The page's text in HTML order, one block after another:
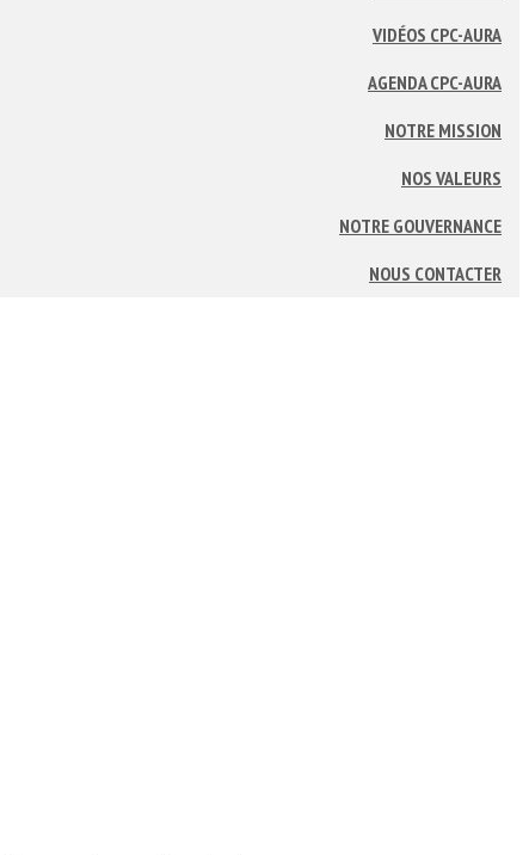
VIDÉOS CPC-AURA
AGENDA CPC-AURA
NOTRE MISSION
NOS VALEURS
NOTRE GOUVERNANCE
NOUS CONTACTER